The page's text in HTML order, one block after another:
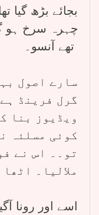
بجائے بڑھ گیا
چہرہ سرخ ہو
سارے اصول
گرل فرینڈ
ویڈیوز بنا
کوئی مسلئہ
تو۔۔ اس نے
ملالیا۔
اسے اور رونا